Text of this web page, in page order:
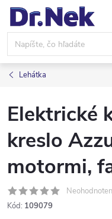
Prejsť
obsah
Lehátka
Elektrické
kreslo
motormi,
Kód: 109079